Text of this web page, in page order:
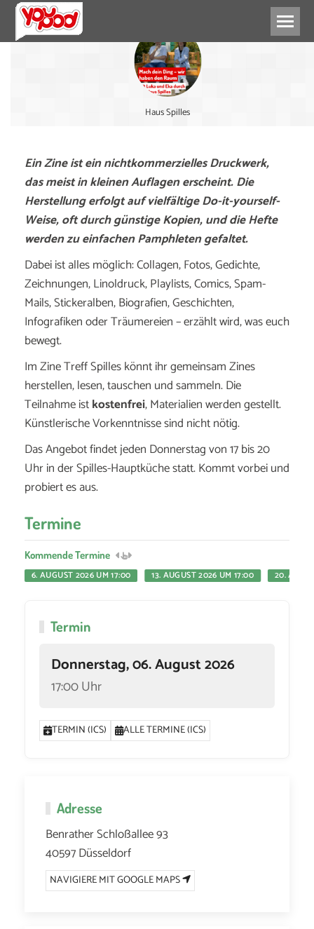
Haus Spilles
Ein Zine ist ein nichtkommerzielles Druckwerk,
das meist in kleinen Auflagen erscheint. Die
Herstellung erfolgt auf vielfältige Do-it-yourself-
Weise, oft durch günstige Kopien, und die Hefte
werden zu einfachen Pamphleten gefaltet.
Dabei ist alles möglich: Collagen, Fotos, Gedichte,
Zeichnungen, Linoldruck, Playlists, Comics, Spam-
Mails, Stickeralben, Biografien, Geschichten,
Infografiken oder Träumereien – erzählt wird, was euch
bewegt.
Im Zine Treff Spilles könnt ihr gemeinsam Zines
herstellen, lesen, tauschen und sammeln. Die
Teilnahme istkostenfrei, Materialien werden gestellt.
Künstlerische Vorkenntnisse sind nicht nötig.
Das Angebot findet jeden Donnerstag von 17 bis 20
Uhr in der Spilles-Hauptküche statt. Kommt vorbei und
probiert es aus.
Termine
Kommende Termine
6. AUGUST 2026 UM 17:00
13. AUGUST 2026 UM 17:00 20.
Termin
Donnerstag, 06. August 2026
17:00 Uhr
TERMIN (ICS) ALLE TERMINE (ICS)
Adresse
Benrather Schloßallee 93
40597 Düsseldorf
NAVIGIERE MIT GOOGLE MAPS